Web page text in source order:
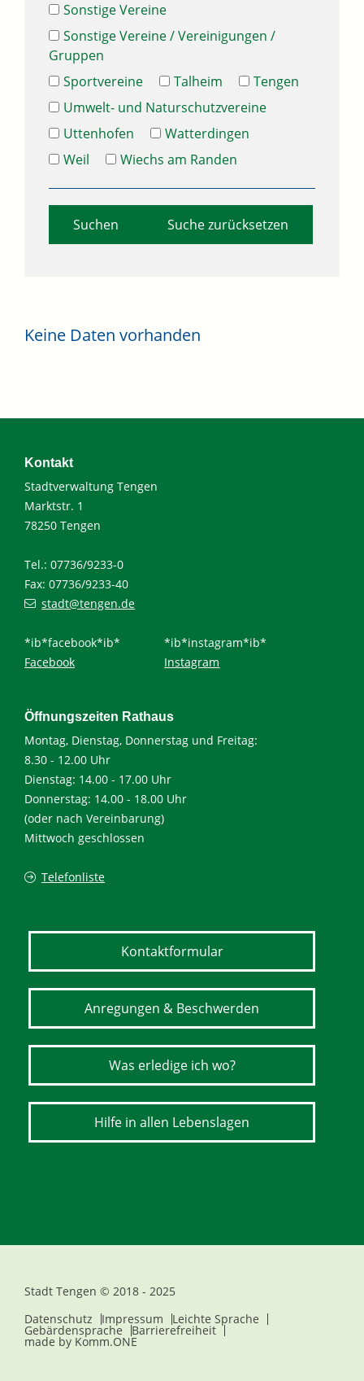
Sonstige Vereine
Sonstige Vereine / Vereinigungen /
Gruppen
Sportvereine
Talheim
Tengen
Umwelt- und Naturschutzvereine
Uttenhofen
Watterdingen
Weil
Wiechs am Randen
Suche zurücksetzen
Keine Daten vorhanden
Kontakt
Stadtverwaltung Tengen
Marktstr. 1
78250 Tengen
Tel.: 07736/9233-0
Fax: 07736/9233-40
stadt@tengen.de
*ib*facebook*ib*
Facebook
*ib*instagram*ib*
Instagram
Öffnungszeiten Rathaus
Montag, Dienstag, Donnerstag und Freitag:
8.30 - 12.00 Uhr
Dienstag: 14.00 - 17.00 Uhr
Donnerstag: 14.00 - 18.00 Uhr
(oder nach Vereinbarung)
Mittwoch geschlossen
Telefonliste
Kontaktformular
Anregungen & Beschwerden
Was erledige ich wo?
Hilfe in allen Lebenslagen
Stadt Tengen © 2018 - 2025
Datenschutz
Impressum Leichte Sprache
Gebärdensprache Barrierefreiheit
made by Komm.ONE